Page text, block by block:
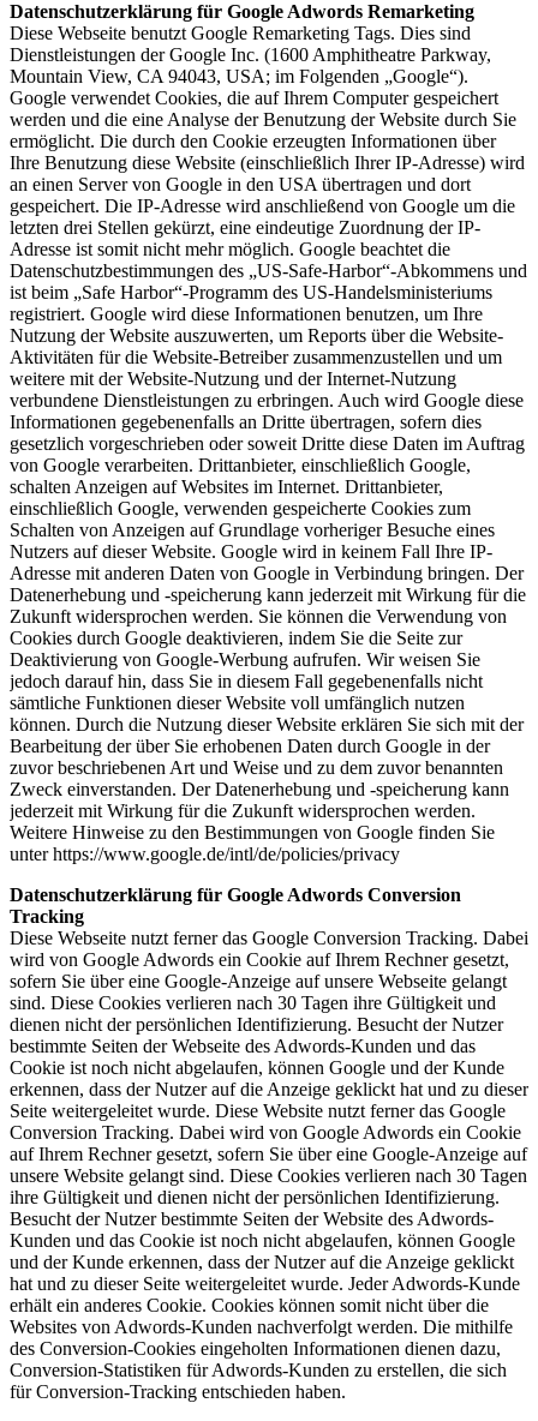
Datenschutzerklärung für Google Adwords Remarketing
Diese Webseite benutzt Google Remarketing Tags. Dies sind
Dienstleistungen der Google Inc. (1600 Amphitheatre Parkway,
Mountain View, CA 94043, USA; im Folgenden „Google“).
Google verwendet Cookies, die auf Ihrem Computer gespeichert
werden und die eine Analyse der Benutzung der Website durch Sie
ermöglicht. Die durch den Cookie erzeugten Informationen über
Ihre Benutzung diese Website (einschließlich Ihrer IP-Adresse) wird
an einen Server von Google in den USA übertragen und dort
gespeichert. Die IP-Adresse wird anschließend von Google um die
letzten drei Stellen gekürzt, eine eindeutige Zuordnung der IP-
Adresse ist somit nicht mehr möglich. Google beachtet die
Datenschutzbestimmungen des „US-Safe-Harbor“-Abkommens und
ist beim „Safe Harbor“-Programm des US-Handelsministeriums
registriert. Google wird diese Informationen benutzen, um Ihre
Nutzung der Website auszuwerten, um Reports über die Website-
Aktivitäten für die Website-Betreiber zusammenzustellen und um
weitere mit der Website-Nutzung und der Internet-Nutzung
verbundene Dienstleistungen zu erbringen. Auch wird Google diese
Informationen gegebenenfalls an Dritte übertragen, sofern dies
gesetzlich vorgeschrieben oder soweit Dritte diese Daten im Auftrag
von Google verarbeiten. Drittanbieter, einschließlich Google,
schalten Anzeigen auf Websites im Internet. Drittanbieter,
einschließlich Google, verwenden gespeicherte Cookies zum
Schalten von Anzeigen auf Grundlage vorheriger Besuche eines
Nutzers auf dieser Website. Google wird in keinem Fall Ihre IP-
Adresse mit anderen Daten von Google in Verbindung bringen. Der
Datenerhebung und -speicherung kann jederzeit mit Wirkung für die
Zukunft widersprochen werden. Sie können die Verwendung von
Cookies durch Google deaktivieren, indem Sie die Seite zur
Deaktivierung von Google-Werbung aufrufen. Wir weisen Sie
jedoch darauf hin, dass Sie in diesem Fall gegebenenfalls nicht
sämtliche Funktionen dieser Website voll umfänglich nutzen
können. Durch die Nutzung dieser Website erklären Sie sich mit der
Bearbeitung der über Sie erhobenen Daten durch Google in der
zuvor beschriebenen Art und Weise und zu dem zuvor benannten
Zweck einverstanden. Der Datenerhebung und -speicherung kann
jederzeit mit Wirkung für die Zukunft widersprochen werden.
Weitere Hinweise zu den Bestimmungen von Google finden Sie
unter https://www.google.de/intl/de/policies/privacy
Datenschutzerklärung für Google Adwords Conversion
Tracking
Diese Webseite nutzt ferner das Google Conversion Tracking. Dabei
wird von Google Adwords ein Cookie auf Ihrem Rechner gesetzt,
sofern Sie über eine Google-Anzeige auf unsere Webseite gelangt
sind. Diese Cookies verlieren nach 30 Tagen ihre Gültigkeit und
dienen nicht der persönlichen Identifizierung. Besucht der Nutzer
bestimmte Seiten der Webseite des Adwords-Kunden und das
Cookie ist noch nicht abgelaufen, können Google und der Kunde
erkennen, dass der Nutzer auf die Anzeige geklickt hat und zu dieser
Seite weitergeleitet wurde. Diese Website nutzt ferner das Google
Conversion Tracking. Dabei wird von Google Adwords ein Cookie
auf Ihrem Rechner gesetzt, sofern Sie über eine Google-Anzeige auf
unsere Website gelangt sind. Diese Cookies verlieren nach 30 Tagen
ihre Gültigkeit und dienen nicht der persönlichen Identifizierung.
Besucht der Nutzer bestimmte Seiten der Website des Adwords-
Kunden und das Cookie ist noch nicht abgelaufen, können Google
und der Kunde erkennen, dass der Nutzer auf die Anzeige geklickt
hat und zu dieser Seite weitergeleitet wurde. Jeder Adwords-Kunde
erhält ein anderes Cookie. Cookies können somit nicht über die
Websites von Adwords-Kunden nachverfolgt werden. Die mithilfe
des Conversion-Cookies eingeholten Informationen dienen dazu,
Conversion-Statistiken für Adwords-Kunden zu erstellen, die sich
für Conversion-Tracking entschieden haben.